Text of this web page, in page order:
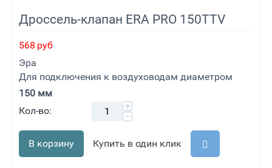
Дроссель-клапан ERA PRO 150TTV
568 руб
Эра
Для подключения к воздуховодам диаметром
150 мм
Кол-во:
+
−
В корзину Купить в один клик